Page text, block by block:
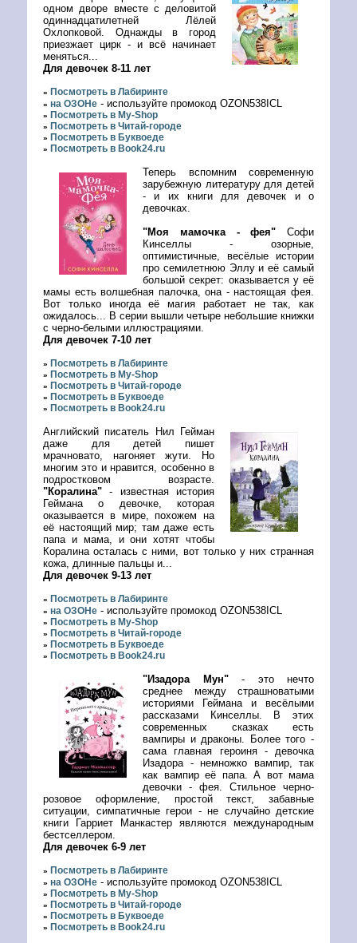
одном дворе вместе с деловитой
одиннадцатилетней Лёлей
Охлопковой. Однажды в город
приезжает цирк - и всё начинает
меняться...
Для девочек 8-11 лет
» Посмотреть в Лабиринте
» на ОЗОНе - используйте промокод OZON538ICL
» Посмотреть в My-Shop
» Посмотреть в Читай-городе
» Посмотреть в Буквоеде
» Посмотреть в Book24.ru
Теперь вспомним современную
зарубежную литературу для детей
- и их книги для девочек и о
девочках.
"Моя мамочка - фея" Софи
Кинселлы - озорные,
оптимистичные, весёлые истории
про семилетнюю Эллу и её самый
большой секрет: оказывается у её
мамы есть волшебная палочка, она - настоящая фея.
Вот только иногда её магия работает не так, как
ожидалось... В серии вышли четыре небольшие книжки
с черно-белыми иллюстрациями.
Для девочек 7-10 лет
» Посмотреть в Лабиринте
» Посмотреть в My-Shop
» Посмотреть в Читай-городе
» Посмотреть в Буквоеде
» Посмотреть в Book24.ru
Английский писатель Нил Гейман
даже для детей пишет
мрачновато, нагоняет жути. Но
многим это и нравится, особенно в
подростковом возрасте.
"Коралина" - известная история
Геймана о девочке, которая
оказывается в мире, похожем на
её настоящий мир; там даже есть
папа и мама, и они хотят чтобы
Коралина осталась с ними, вот только у них странная
кожа, длинные пальцы и...
Для девочек 9-13 лет
» Посмотреть в Лабиринте
» на ОЗОНе - используйте промокод OZON538ICL
» Посмотреть в My-Shop
» Посмотреть в Читай-городе
» Посмотреть в Буквоеде
» Посмотреть в Book24.ru
"Изадора Мун"- это нечто
среднее между страшноватыми
историями Геймана и весёлыми
рассказами Кинселлы. В этих
современных сказках есть
вампиры и драконы. Более того -
сама главная героиня - девочка
Изадора - немножко вампир, так
как вампир её папа. А вот мама
девочки - фея. Стильное черно-
розовое оформление, простой текст, забавные
ситуации, симпатичные герои - не случайно детские
книги Гарриет Манкастер являются международным
бестселлером.
Для девочек 6-9 лет
» Посмотреть в Лабиринте
» на ОЗОНе - используйте промокод OZON538ICL
» Посмотреть в My-Shop
» Посмотреть в Читай-городе
» Посмотреть в Буквоеде
» Посмотреть в Book24.ru